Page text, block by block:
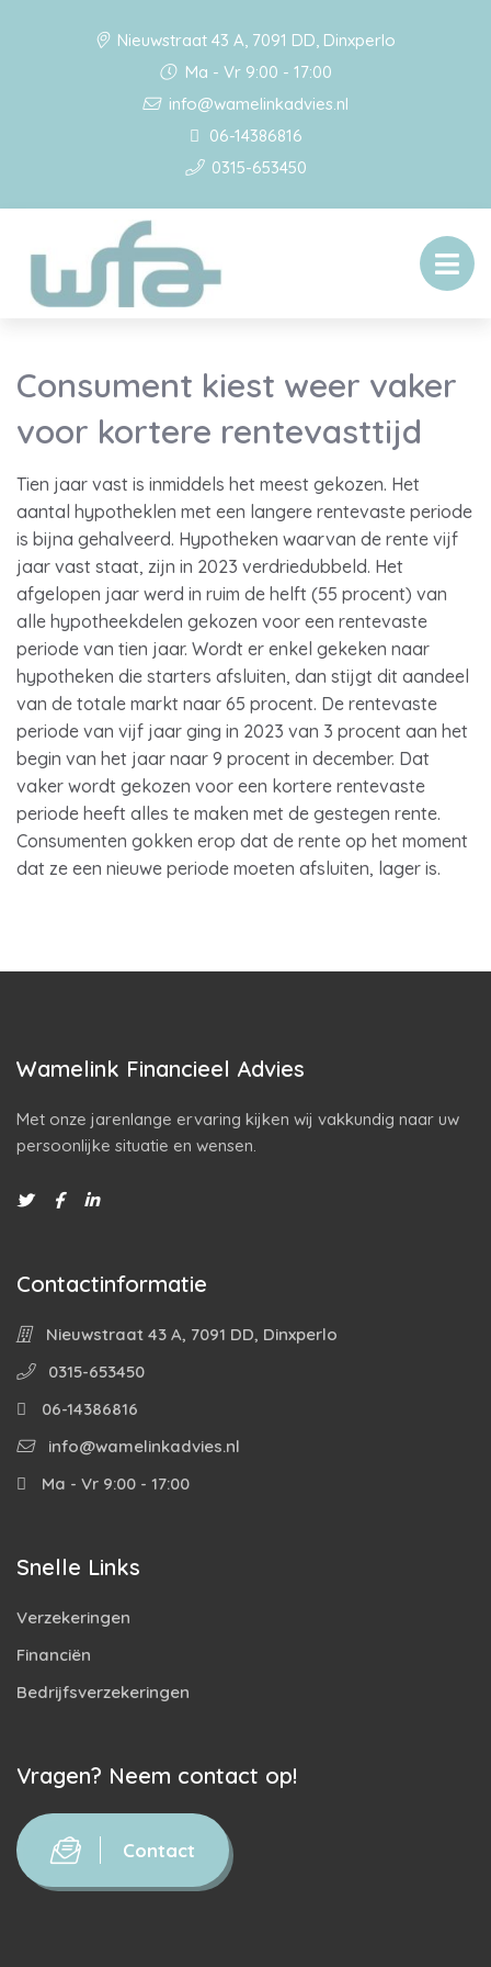
Nieuwstraat 43 A, 7091 DD, Dinxperlo
Ma - Vr 9:00 - 17:00
info@wamelinkadvies.nl
06-14386816
0315-653450
Consument kiest weer vaker
voor kortere rentevasttijd
Tien jaar vast is inmiddels het meest gekozen. Het
aantal hypotheklen met een langere rentevaste periode
is bijna gehalveerd. Hypotheken waarvan de rente vijf
jaar vast staat, zijn in 2023 verdriedubbeld. Het
afgelopen jaar werd in ruim de helft (55 procent) van
alle hypotheekdelen gekozen voor een rentevaste
periode van tien jaar. Wordt er enkel gekeken naar
hypotheken die starters afsluiten, dan stijgt dit aandeel
van de totale markt naar 65 procent. De rentevaste
periode van vijf jaar ging in 2023 van 3 procent aan het
begin van het jaar naar 9 procent in december. Dat
vaker wordt gekozen voor een kortere rentevaste
periode heeft alles te maken met de gestegen rente.
Consumenten gokken erop dat de rente op het moment
dat ze een nieuwe periode moeten afsluiten, lager is.
Wamelink Financieel Advies
Met onze jarenlange ervaring kijken wij vakkundig naar uw
persoonlijke situatie en wensen.
Contactinformatie
Nieuwstraat 43 A, 7091 DD, Dinxperlo
0315-653450
06-14386816
info@wamelinkadvies.nl
Ma - Vr 9:00 - 17:00
Snelle Links
Verzekeringen
Financiën
Bedrijfsverzekeringen
Vragen? Neem contact op!
Contact